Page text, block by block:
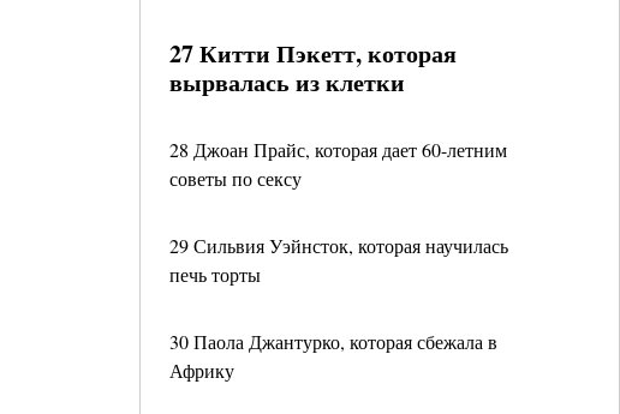
27 Китти Пэкетт, которая
вырвалась из клетки
28 Джоан Прайс, которая дает 60-летним
советы по сексу
29 Сильвия Уэйнсток, которая научилась
печь торты
30 Паола Джантурко, которая сбежала в
Африку